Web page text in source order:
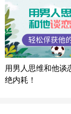
用男人思维和他谈
绝内耗！